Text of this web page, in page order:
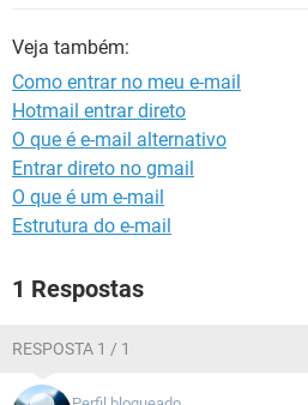
Veja também:
Como entrar no meu e-mail
Hotmail entrar direto
O que é e-mail alternativo
Entrar direto no gmail
O que é um e-mail
Estrutura do e-mail
1 Respostas
RESPOSTA 1 / 1